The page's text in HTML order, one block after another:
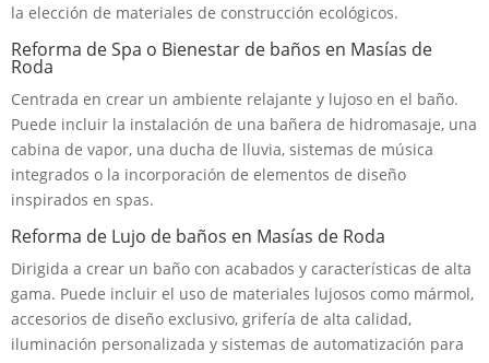
la elección de materiales de construcción ecológicos.
Reforma de Spa o Bienestar de baños en Masías de
Roda
Centrada en crear un ambiente relajante y lujoso en el baño.
Puede incluir la instalación de una bañera de hidromasaje, una
cabina de vapor, una ducha de lluvia, sistemas de música
integrados o la incorporación de elementos de diseño
inspirados en spas.
Reforma de Lujo de baños en Masías de Roda
Dirigida a crear un baño con acabados y características de alta
gama. Puede incluir el uso de materiales lujosos como mármol,
accesorios de diseño exclusivo, grifería de alta calidad,
iluminación personalizada y sistemas de automatización para